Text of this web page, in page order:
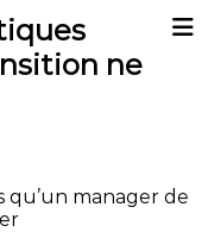
ne
manager de